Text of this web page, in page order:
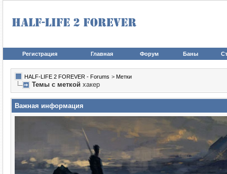
Регистрация Главная Форум Баны
HALF-LIFE 2 FOREVER - Forums > Метки
Темы с меткой хакер
Важная информация